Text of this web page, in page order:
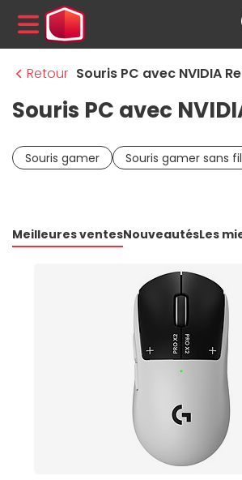
MENU
Retour Souris PC avec NVIDIA
Souris PC avec
Souris gamer Souris gamer sans fil
Meilleures ventesNouveautésLes